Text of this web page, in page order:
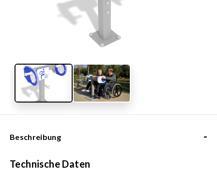
Beschreibung -
Technische Daten